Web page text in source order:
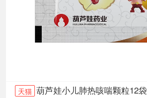
天猫 葫芦娃小儿肺热咳喘颗粒12袋